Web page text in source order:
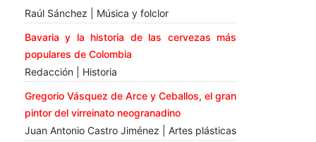
Raúl Sánchez | Música y folclor
Bavaria y la historia de las cervezas más
populares de Colombia
Redacción | Historia
Gregorio Vásquez de Arce y Ceballos, el gran
pintor del virreinato neogranadino
Juan Antonio Castro Jiménez | Artes plásticas